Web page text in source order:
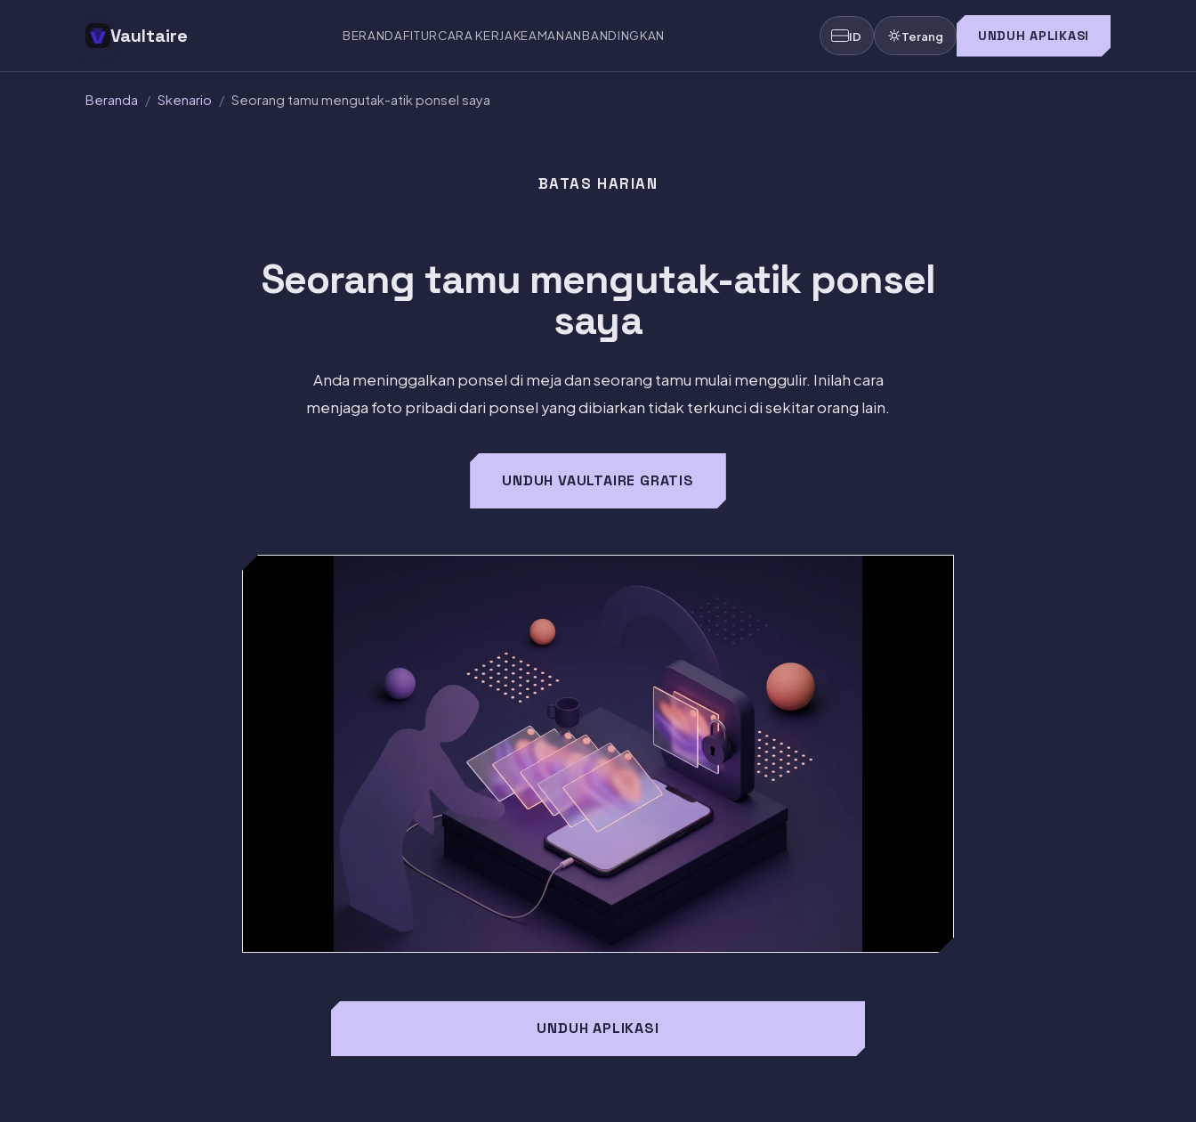
Vaultaire BERANDAFITURCARA KERJAKEAMANANBANDINGKAN ID Terang UNDUH APLIKASI
Beranda / Skenario / Seorang tamu mengutak-atik ponsel saya
BATAS HARIAN
Seorang tamu mengutak-atik ponsel
saya
Anda meninggalkan ponsel di meja dan seorang tamu mulai menggulir. Inilah cara
menjaga foto pribadi dari ponsel yang dibiarkan tidak terkunci di sekitar orang lain.
UNDUH VAULTAIRE GRATIS
UNDUH APLIKASI